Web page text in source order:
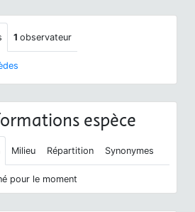
1 observateur
espèce
Milieu Répartition Synonymes
pour le moment